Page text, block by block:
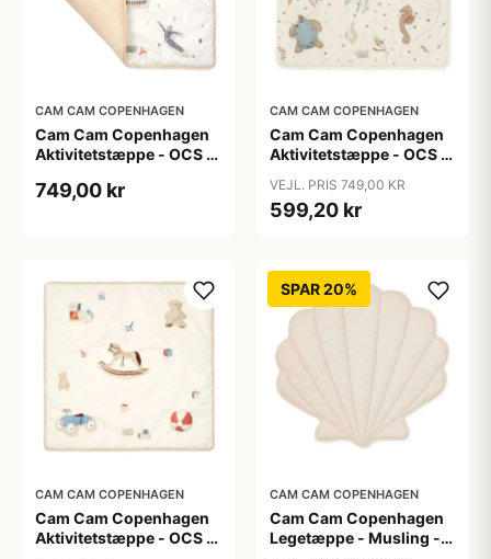
CAM CAM COPENHAGEN
Cam Cam Copenhagen
Aktivitetstæppe - OCS -
749,00 kr
CAM CAM COPENHAGEN
Cam Cam Copenhagen
Aktivitetstæppe - OCS -
VEJL. PRIS 749,00 KR
599,20 kr
CAM CAM COPENHAGEN
Cam Cam Copenhagen
Aktivitetstæppe - OCS -
SPAR 20%
CAM CAM COPENHAGEN
Cam Cam Copenhagen
Legetæppe - Musling -